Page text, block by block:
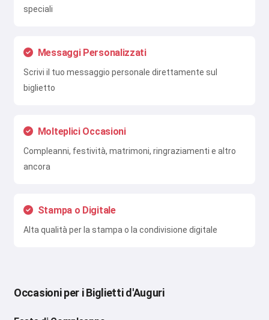
speciali
Messaggi Personalizzati
Scrivi il tuo messaggio personale direttamente sul
biglietto
Molteplici Occasioni
Compleanni, festività, matrimoni, ringraziamenti e altro
ancora
Stampa o Digitale
Alta qualità per la stampa o la condivisione digitale
Occasioni per i Biglietti d'Auguri